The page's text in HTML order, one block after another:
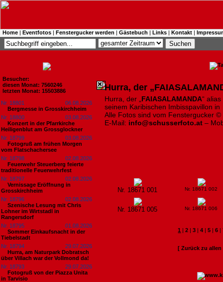
Home | Eventfotos | Fenstergucker werden | Gästebuch | Links | Kontakt |
Besucher:
diesen Monat: 7560246
letzten Monat: 15503886
Nr. 18801
06.08.2026
Bergmesse in Grosskirchheim
Nr. 18800
03.08.2026
Konzert in der Pfarrkirche
Heiligenblut am Grossglockner
Nr. 18799
03.08.2026
Fotogruß am frühen Morgen
vom Flatschachersee
Nr. 18798
02.08.2026
Feuerwehr Steuerberg feierte
traditionelle Feuerwehrfest
Nr. 18797
02.08.2026
Vernissage Eröffnung in
Grosskirchheim
Nr. 18796
02.08.2026
Szenische Lesung mit Chris
Lohner im Wirtstadl in
Rangersdorf
Nr. 18795
01.08.2026
Sommer Einkaufsnacht in der
Tiebelstadt
Nr. 18794
29.07.2026
Hurra, am Naturpark Dobratsch
über Villach war der Vollmond da!
Nr. 18793
29.07.2026
Fotogruß von der Piazza Unita
in Tarvisio
Hurra, der
Hurra, der „ FAIASALAMANDA“ alias
seinem Karibischen Imbisspavillon
Alle Fotos sind vom Fenstergucker ©
E-Mail: info@schusserfoto.at –
Nr. 18671 001 Nr. 18671 002
Nr. 18671 005 Nr. 18671 006
1 |2 |3 |4 |5 |6 |
[ Zurück zu